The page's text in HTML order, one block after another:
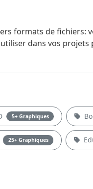
formats de fichiers:
dans vos projets
5+ Graphiques
25+ Graphiques